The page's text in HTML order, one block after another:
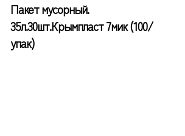
Пакет мусорный.
35л.30шт.Крымпласт 7мик (100/
упак)